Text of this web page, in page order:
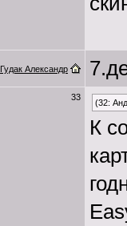
Гудак Александр
33
(32:
К